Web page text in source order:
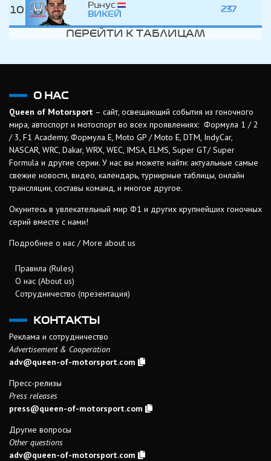
10
Ринус
ВИКЕЙ
237
ПЕРЕЙТИ К ТАБЛИЦАМ
О НАС
Queen of Motorsport – сайт, освещающий события из гоночного
мира, автоспорт и мотоспорт во всех проявлениях: Формула 1 / 2
/ 3, F1 Academy, Формула Е, Moto GP / Moto E, DTM, IndyCar,
NASCAR, WRC, Dakar, WRX, WEC, IMSA, ELMS, Super GT/ Super
Formula и другие серии. У нас вы можете найти: актуальные самые
свежие новости, видео, календарь, турнирные таблицы, онлайн
трансляции, составы команд, и многое другое.
Окунитесь в увлекательный мир Ф1 и других крупнейших гоночных
серий вместе с нами!
Подробнее о нас / More about us
Правила (Rules)
О нас (About us)
Сотрудничество (презентация)
КОНТАКТЫ
Реклама и сотрудничество
Advertisement & Cooperation
adv@queen-of-motorsport.com
Пресс-релизы
Press releases
press@queen-of-motorsport.com
Другие вопросы
Other questions
adv@queen-of-motorsport.com